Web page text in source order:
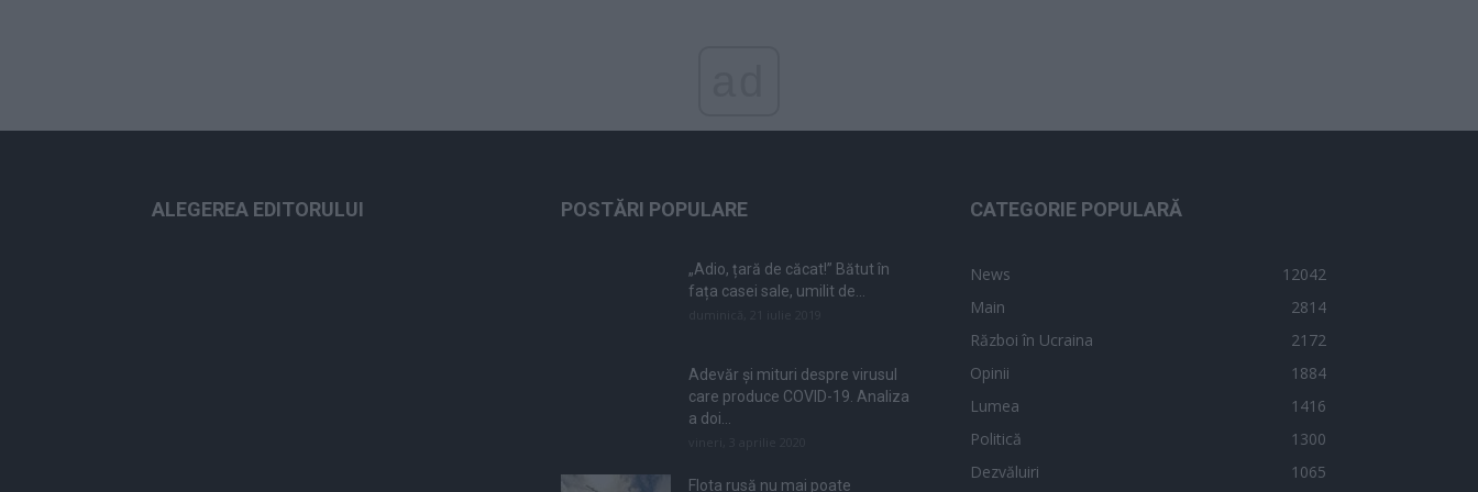
ALEGEREA EDITORULUI POSTĂRI POPULARE
„Adio, țară de căcat!” Bătut în
fața casei sale, umilit de...
Adevăr și mituri despre virusul
care produce COVID-19. Analiza
a doi...
Flota rusă nu mai poate
CATEGORIE POPULARĂ
News
12042
Main
2814
Război în Ucraina
2172
Opinii
1884
Lumea
1416
Politică
1300
Dezvăluiri
1065